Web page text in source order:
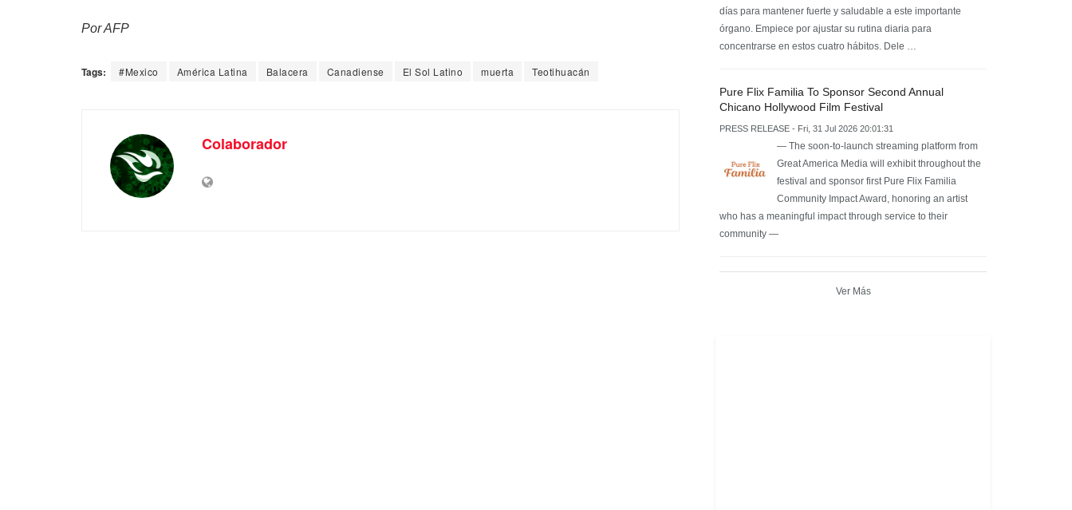
Por AFP
Tags: #Mexico América Latina Balacera Canadiense El Sol Latino muerta Teotihuacán
Colaborador
días para mantener fuerte y saludable a este importante
órgano. Empiece por ajustar su rutina diaria para
concentrarse en estos cuatro hábitos. Dele …
Pure Flix Familia To Sponsor Second Annual
Chicano Hollywood Film Festival
PRESS RELEASE - Fri, 31 Jul 2026 20:01:31
— The soon-to-launch streaming platform from
Great America Media will exhibit throughout the
festival and sponsor first Pure Flix Familia
Community Impact Award, honoring an artist
who has a meaningful impact through service to their
community —
Ver Más